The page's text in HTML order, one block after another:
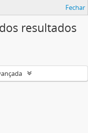
Fechar
resultados